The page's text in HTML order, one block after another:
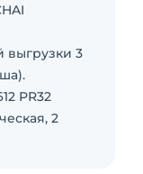
выгрузки 3
PR32
2